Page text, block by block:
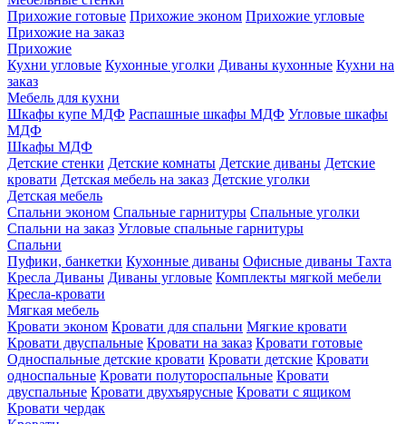
Прихожие готовые Прихожие эконом Прихожие угловые
Прихожие на заказ
Прихожие
Кухни угловые Кухонные уголки Диваны кухонные Кухни на
заказ
Мебель для кухни
Шкафы купе МДФ Распашные шкафы МДФ Угловые шкафы
МДФ
Шкафы МДФ
Детские стенки Детские комнаты Детские диваны Детские
кровати Детская мебель на заказ Детские уголки
Детская мебель
Спальни эконом Спальные гарнитуры Спальные уголки
Спальни на заказ Угловые спальные гарнитуры
Спальни
Пуфики, банкетки Кухонные диваны Офисные диваны Тахта
Кресла Диваны Диваны угловые Комплекты мягкой мебели
Кресла-кровати
Мягкая мебель
Кровати эконом Кровати для спальни Мягкие кровати
Кровати двуспальные Кровати на заказ Кровати готовые
Односпальные детские кровати Кровати детские Кровати
односпальные Кровати полутороспальные Кровати
двуспальные Кровати двухъярусные Кровати с ящиком
Кровати чердак